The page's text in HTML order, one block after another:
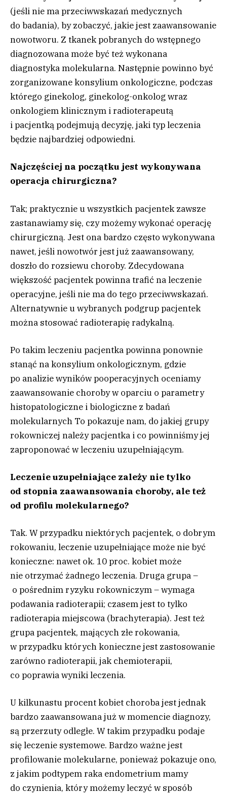
(jeśli nie ma przeciwwskazań medycznych
do badania), by zobaczyć, jakie jest zaawansowanie
nowotworu. Z tkanek pobranych do wstępnego
diagnozowana może być też wykonana
diagnostyka molekularna. Następnie powinno być
zorganizowane konsylium onkologiczne, podczas
którego ginekolog, ginekolog-onkolog wraz
onkologiem klinicznym i radioterapeutą
i pacjentką podejmują decyzję, jaki typ leczenia
będzie najbardziej odpowiedni.
Najczęściej na początku jest wykonywana
operacja chirurgiczna?
Tak; praktycznie u wszystkich pacjentek zawsze
zastanawiamy się, czy możemy wykonać operację
chirurgiczną. Jest ona bardzo często wykonywana
nawet, jeśli nowotwór jest już zaawansowany,
doszło do rozsiewu choroby. Zdecydowana
większość pacjentek powinna trafić na leczenie
operacyjne, jeśli nie ma do tego przeciwwskazań.
Alternatywnie u wybranych podgrup pacjentek
można stosować radioterapię radykalną.
Po takim leczeniu pacjentka powinna ponownie
stanąć na konsylium onkologicznym, gdzie
po analizie wyników pooperacyjnych oceniamy
zaawansowanie choroby w oparciu o parametry
histopatologiczne i biologiczne z badań
molekularnych To pokazuje nam, do jakiej grupy
rokowniczej należy pacjentka i co powinniśmy jej
zaproponować w leczeniu uzupełniającym.
Leczenie uzupełniające zależy nie tylko
od stopnia zaawansowania choroby, ale też
od profilu molekularnego?
Tak. W przypadku niektórych pacjentek, o dobrym
rokowaniu, leczenie uzupełniające może nie być
konieczne: nawet ok. 10 proc. kobiet może
nie otrzymać żadnego leczenia. Druga grupa –
o pośrednim ryzyku rokowniczym – wymaga
podawania radioterapii; czasem jest to tylko
radioterapia miejscowa (brachyterapia). Jest też
grupa pacjentek, mających złe rokowania,
w przypadku których konieczne jest zastosowanie
zarówno radioterapii, jak chemioterapii,
co poprawia wyniki leczenia.
U kilkunastu procent kobiet choroba jest jednak
bardzo zaawansowana już w momencie diagnozy,
są przerzuty odległe. W takim przypadku podaje
się leczenie systemowe. Bardzo ważne jest
profilowanie molekularne, ponieważ pokazuje ono,
z jakim podtypem raka endometrium mamy
do czynienia, który możemy leczyć w sposób